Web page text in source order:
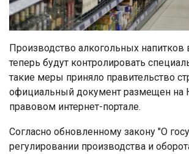
Производство алкогольных напитков
теперь будут контролировать
такие меры приняло правительство
официальный документ размещен на
правовом интернет-портале.
Согласно обновленному закону "О
регулировании производства и